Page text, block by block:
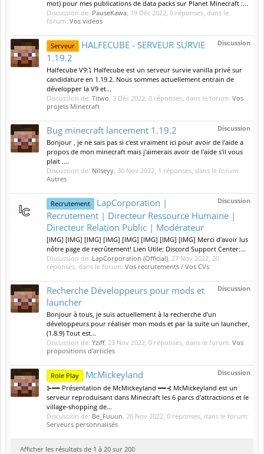
mot) pour mes publications de data packs sur Planet Minecraft :...
Discussion de: PauseKawa, 19 Déc 2022, 0 réponses, dans le
forum: Vos vidéos
Discussion
Serveur
HALFECUBE - SERVEUR SURVIE
1.19.2
Halfecube V9:⤵️ Halfecube est un serveur survie vanilla privé sur
candidature en 1.19.2. Nous sommes actuellement entrain de
développer la V9 et...
Discussion de: Titwo, 3 Déc 2022, 0 réponses, dans le forum: Vos
projets Minecraft
Discussion
Bug minecraft lancement 1.19.2
Bonjour , je ne sais pas si c'est vraiment ici pour avoir de l'aide a
propos de mon minecraft mais j'aimerais avoir de l'aide s'il vous
plait ....
Discussion de: Nilseyy, 30 Nov 2022, 1 réponses, dans le forum:
Autres
Discussion
Recrutement
LapCorporation |
Recrutement | Directeur Ressource Humaine |
Directeur Relation Public | Modérateur
[IMG] [IMG] [IMG] [IMG] [IMG] [IMG] [IMG] [IMG] Merci d'avoir lus
nôtre page de recrûtement! Lien Utile: Discord Support Center:...
Discussion de: LapCorporation (Official), 27 Nov 2022, 20
réponses, dans le forum: Vos recrutements / Vos CVs
Discussion
Recherche Développeurs pour mods et
launcher
Bonjour à tous, je suis actuellement à la recherche d’un
développeurs pour réaliser mon mods et par la suite un launcher,
(1.8.9) Tout est...
Discussion de: Yziff, 23 Nov 2022, 0 réponses, dans le forum: Vos
propositions d'articles
Discussion
Role Play McMickeyland
⊱━━ Présentation de McMickeyland ━━⊰ McMickeyland est un
serveur reproduisant dans Minecraft les 6 parcs d'attractions et le
village-shopping de...
Discussion de: Be_Fuuun, 20 Nov 2022, 0 réponses, dans le forum:
Serveurs personnalisés
Afficher les résultats de 1 à 20 sur 200